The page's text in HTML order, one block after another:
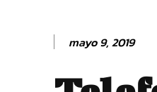
mayo 9, 2019